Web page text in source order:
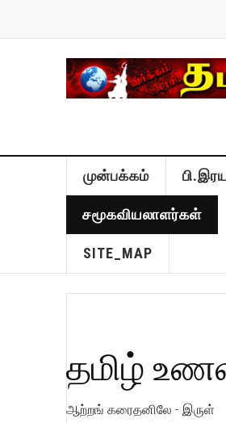
முன்பக்கம்
சமூகவியலாளர்கள்
SITE_MAP
தமிழ்
ஆற்றங் கரைதனிலே - இருள்